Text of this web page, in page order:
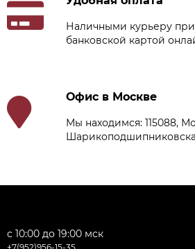
Наличными курьеру
банковской картой
Офис в Москве
Мы находимся: 115088,
с 10:00 до 19:00 мск